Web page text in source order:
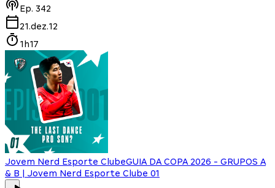
Ep. 342
21.dez.12
1h17
Jovem Nerd Esporte ClubeGUIA DA COPA 2026 - GRUPOS A
& B | Jovem Nerd Esporte Clube 01